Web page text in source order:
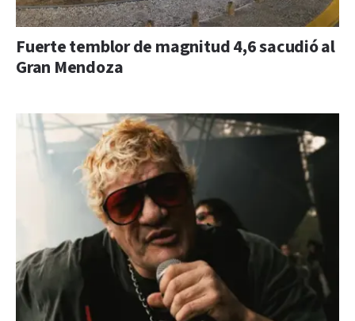
Fuerte temblor de magnitud 4,6 sacudió al
Gran Mendoza